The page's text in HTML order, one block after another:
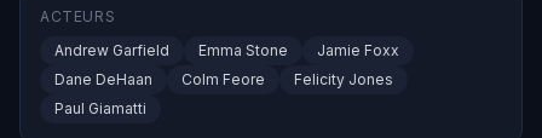
ACTEURS
Andrew Garfield
Emma Stone
Jamie Foxx
Dane DeHaan
Colm Feore
Felicity Jones
Paul Giamatti